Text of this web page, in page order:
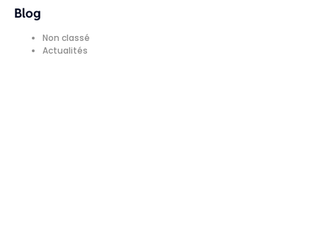
Blog
Non classé
Actualités